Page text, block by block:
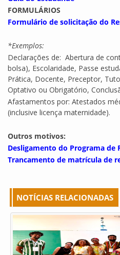
FORMULÁRIOS
Formulário de solicitação do
*Exemplos:
Declarações de: Abertura de
bolsa), Escolaridade, Passe
Prática, Docente, Preceptor,
Optativo ou Obrigatório,
Afastamentos por: Atestados
(inclusive licença maternidade).
Outros motivos:
Desligamento do Programa de
Trancamento de matrícula de
NOTÍCIAS RELACIONADAS